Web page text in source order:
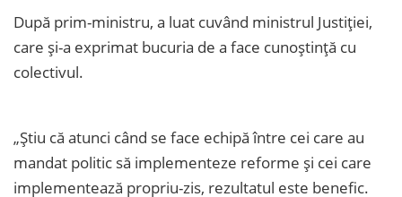
După prim-ministru, a luat cuvând ministrul Justiției,
care și-a exprimat bucuria de a face cunoștință cu
colectivul.
„Știu că atunci când se face echipă între cei care au
mandat politic să implementeze reforme și cei care
implementează propriu-zis, rezultatul este benefic.